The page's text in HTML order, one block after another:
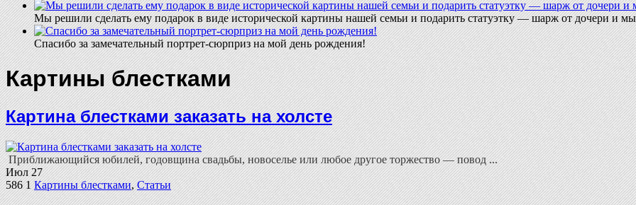
Мы решили сделать ему подарок в виде исторической картины нашей семьи и подарить статуэтку — шарж от дочери и
Спасибо за замечательный портрет-сюрприз на мой день рождения!
Картины блестками
Картина блестками заказать на холсте
Приближающийся юбилей, годовщина свадьбы, новоселье или любое другое торжество — повод ...
Июл 27
5861 Картины блестками,Статьи